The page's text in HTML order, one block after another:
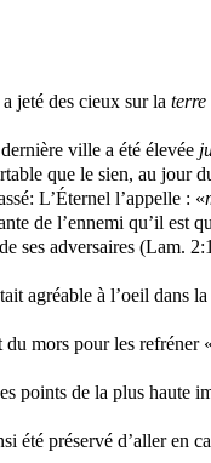
jeté des cieux sur la terre
ville a été élevée
que le sien, au jour
L’Éternel l’appelle : «
de l’ennemi qu’il est
ses adversaires (Lam.
agréable à l’oeil dans
mors pour les refréner
points de la plus haute
été préservé d’aller en